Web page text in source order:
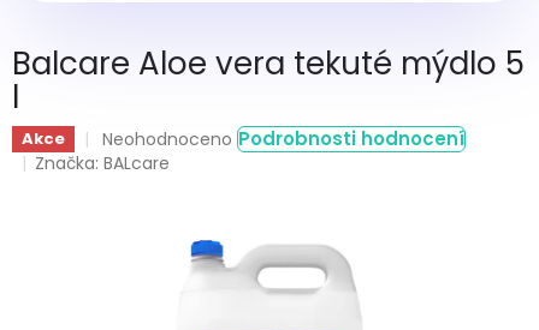
Balcare Aloe vera tekuté mýdlo 5
l
Akce
Průměrné
hodnocení
Neohodnoceno Podrobnosti hodnocení
Značka:BALcare